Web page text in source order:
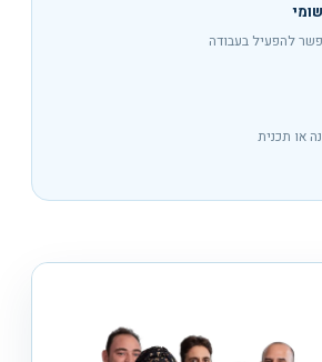
להפעיל בעבודה
או תכנית